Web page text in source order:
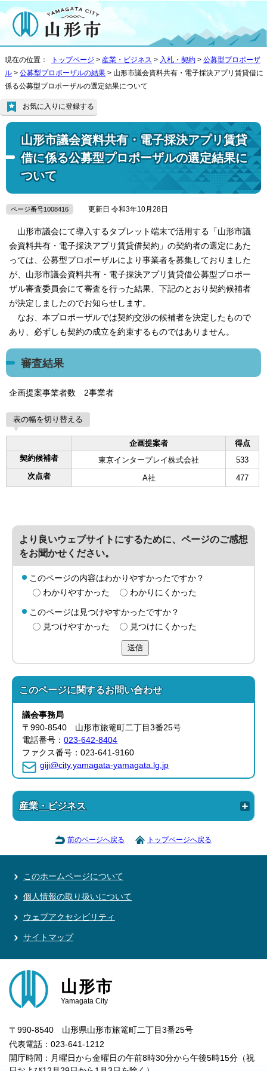
現在の位置： トップページ > 産業・ビジネス > 入札・契約 > 公募型プロポーザ
ル > 公募型プロポーザルの結果 > 山形市議会資料共有・電子採決アプリ賃貸借に
係る公募型プロポーザルの選定結果について
山形市議会資料共有・電子採決アプリ賃貸
借に係る公募型プロポーザルの選定結果に
ついて
お気に入りに登録する
ページ番号1008416 更新日 令和3年10月28日
山形市議会にて導入するタブレット端末で活用する「山形市議
会資料共有・電子採決アプリ賃貸借契約」の契約者の選定にあた
っては、公募型プロポーザルにより事業者を募集しておりました
が、山形市議会資料共有・電子採決アプリ賃貸借公募型プロポー
ザル審査委員会にて審査を行った結果、下記のとおり契約候補者
が決定しましたのでお知らせします。
なお、本プロポーザルでは契約交渉の候補者を決定したもので
あり、必ずしも契約の成立を約束するものではありません。
審査結果
企画提案事業者数 2事業者
表の幅を切り替える
企画提案者
得点
契約候補者
東京インタープレイ株式会社
533
次点者
A社 477
より良いウェブサイトにするために、ページのご感想
をお聞かせください。
このページの内容はわかりやすかったですか？
わかりやすかった
わかりにくかった
このページは見つけやすかったですか？
見つけやすかった
見つけにくかった
送信
このページに関するお問い合わせ
議会事務局
〒990-8540 山形市旅篭町二丁目3番25号
電話番号：023-642-8404
ファクス番号：023-641-9160
giji@city.yamagata-yamagata.lg.jp
産業・ビジネス
前のページへ戻る トップページへ戻る
このホームページについて
個人情報の取り扱いについて
ウェブアクセシビリティ
サイトマップ
山形市
Yamagata City
〒990-8540 山形県山形市旅篭町二丁目3番25号
代表電話：023-641-1212
開庁時間：月曜日から金曜日の午前8時30分から午後5時15分（祝